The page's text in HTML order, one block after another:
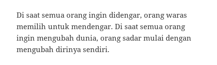
Di saat semua orang ingin didengar, orang waras
memilih untuk mendengar. Di saat semua orang
ingin mengubah dunia, orang sadar mulai dengan
mengubah dirinya sendiri.